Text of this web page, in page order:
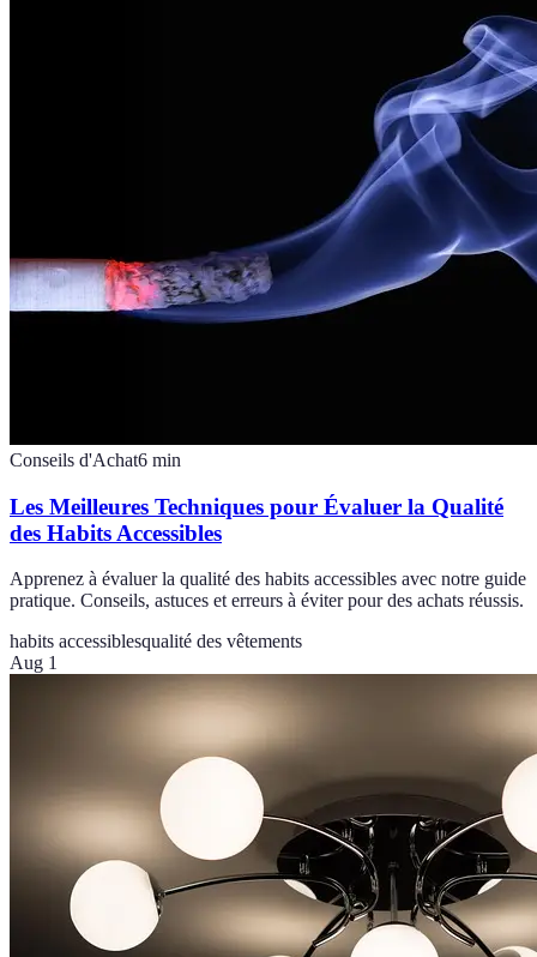
Conseils d'Achat6 min
Les Meilleures Techniques pour Évaluer la Qualité
des Habits Accessibles
Apprenez à évaluer la qualité des habits accessibles avec notre guide
pratique. Conseils, astuces et erreurs à éviter pour des achats réussis.
habits accessiblesqualité des vêtements
Aug 1